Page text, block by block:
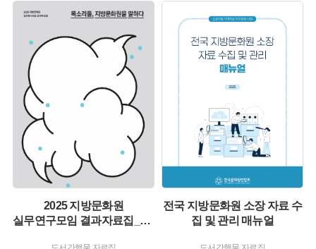
유형 :
생산 :
소장 :
2025 지방문화원
실무연구모임 결과자료집_목소리들, 지방문화원을 말하다
유형 :
생산 :
소장 :
전국 지방문화원 소장 자료 수
집 및 관리 매뉴얼